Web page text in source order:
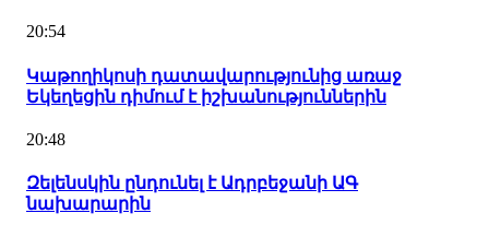
20:54
Կաթողիկոսի դատավարությունից առաջ
Եկեղեցին դիմում է իշխանություններին
20:48
Զելենսկին ընդունել է Ադրբեջանի ԱԳ
նախարարին